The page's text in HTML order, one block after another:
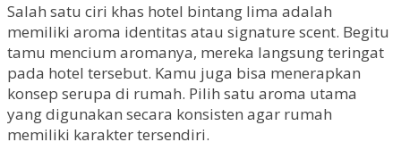
Salah satu ciri khas hotel bintang lima adalah
memiliki aroma identitas atau signature scent. Begitu
tamu mencium aromanya, mereka langsung teringat
pada hotel tersebut. Kamu juga bisa menerapkan
konsep serupa di rumah. Pilih satu aroma utama
yang digunakan secara konsisten agar rumah
memiliki karakter tersendiri.